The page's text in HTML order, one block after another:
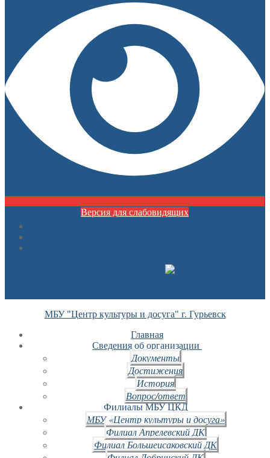
Версия для слабовидящих
МБУ "Центр культуры и досуга" г. Гурьевск
Главная
Сведения об организации
Документы
Достижения
История
Вопрос/ответ
Филиалы МБУ ЦКД
МБУ «Центр культуры и досуга»
Филиал Апрелевский ДК
Филиал Большеисаковский ДК